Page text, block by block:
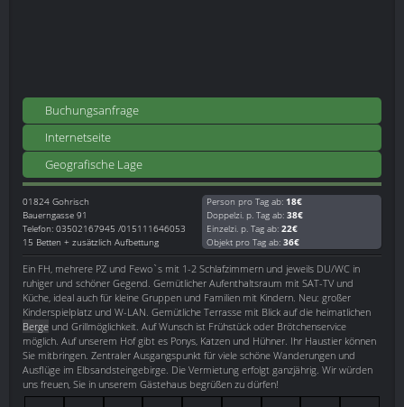
Buchungsanfrage
Internetseite
Geografische Lage
01824 Gohrisch
Bauerngasse 91
Telefon: 03502167945 /015111646053
15 Betten + zusätzlich Aufbettung
Person pro Tag ab: 18€
Doppelzi. p. Tag ab: 38€
Einzelzi. p. Tag ab: 22€
Objekt pro Tag ab: 36€
Ein FH, mehrere PZ und Fewo`s mit 1-2 Schlafzimmern und jeweils DU/WC in
ruhiger und schöner Gegend. Gemütlicher Aufenthaltsraum mit SAT-TV und
Küche, ideal auch für kleine Gruppen und Familien mit Kindern. Neu: großer
Kinderspielplatz und W-LAN. Gemütliche Terrasse mit Blick auf die heimatlichen
Berge und Grillmöglichkeit. Auf Wunsch ist Frühstück oder Brötchenservice
möglich. Auf unserem Hof gibt es Ponys, Katzen und Hühner. Ihr Haustier können
Sie mitbringen. Zentraler Ausgangspunkt für viele schöne Wanderungen und
Ausflüge im Elbsandsteingebirge. Die Vermietung erfolgt ganzjährig. Wir würden
uns freuen, Sie in unserem Gästehaus begrüßen zu dürfen!